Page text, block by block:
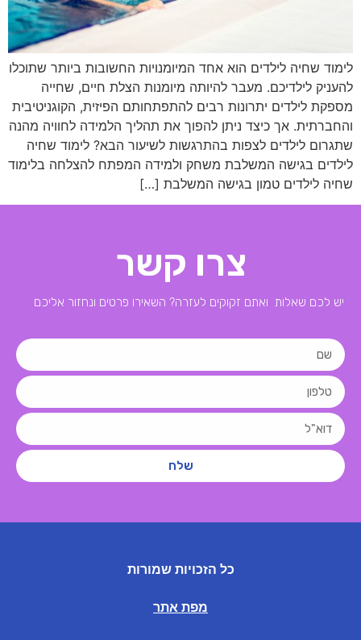
לימוד שחיה לילדים הוא אחד המיומנויות החשובות ביותר שתוכלו
להעניק לילדיכם. מעבר להיותה מיומנות הצלת חיים, שחייה
מספקת לילדים יתרונות רבים להתפתחותם הפיזית, הקוגניטיבית
והחברתית. אך כיצד ניתן להפוך את תהליך הלמידה לחוויה מהנה
שתגרום לילדים לצפות בהתרגשות לשיעור הבא? לימוד שחיה
לילדים בגישה המשלבת משחק ולמידה המפתח להצלחה בלימוד
שחיה לילדים טמון בגישה המשלבת […]
צרו קשר
יש לכם שאלות ואתם זקוקים לעזרה? השאירו פרטים ונחזור אליכם
שלח
כל הזכויות שמורות
מפת אתר